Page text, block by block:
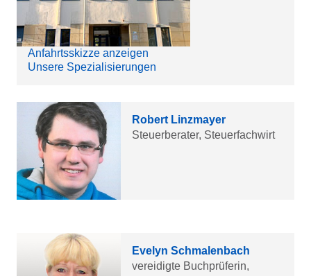
Anfahrtsskizze anzeigen
Unsere Spezialisierungen
Robert Linzmayer
Steuerberater, Steuerfachwirt
Evelyn Schmalenbach
vereidigte Buchprüferin,